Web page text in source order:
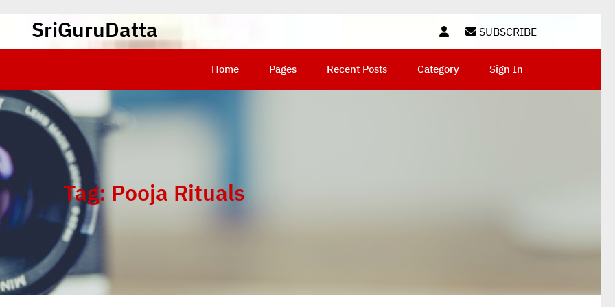
SriGuruDatta SUBSCRIBE
Home Pages Recent Posts Category Sign In
Tag: Pooja Rituals